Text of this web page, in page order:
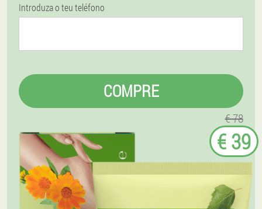
Introduza o teu teléfono
COMPRE
€ 78
€ 39